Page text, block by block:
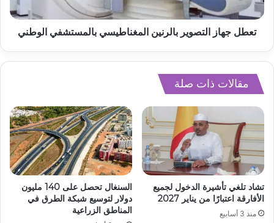
تعطل جهاز التصوير بالرنين المغناطيسي بالمستشفي الوطني
مقالات ذات صلة
تشاد تلغي تأشيرة الدخول لجميع
الأفارقة اعتبارًا من يناير 2027
منذ 3 أسابيع
السنغال تحصل على 140 مليون
دولار لتوسيع شبكة الطرق في
المناطق الزراعية